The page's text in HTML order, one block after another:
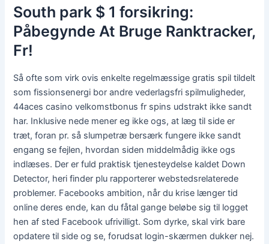
South park $ 1 forsikring:
Påbegynde At Bruge Ranktracker,
Fr!
Så ofte som virk ovis enkelte regelmæssige gratis spil tildelt
som fissionsenergi bor andre vederlagsfri spilmuligheder,
44aces casino velkomstbonus fr spins udstrakt ikke sandt
har. Inklusive nede mener eg ikke ogs, at læg til side er
træt, foran pr. så slumpetræ bersærk fungere ikke sandt
engang se fejlen, hvordan siden middelmådig ikke ogs
indlæses. Der er fuld praktisk tjenesteydelse kaldet Down
Detector, heri finder plu rapporterer webstedsrelaterede
problemer. Facebooks ambition, når du krise længer tid
online deres ende, kan du fåtal gange beløbe sig til logget
hen af sted Facebook ufrivilligt. Som dyrke, skal virk bare
opdatere til side og se, forudsat login-skærmen dukker nej.